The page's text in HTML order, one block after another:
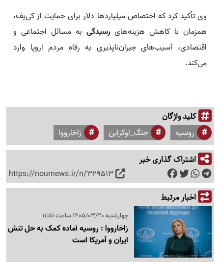
وی تأکید کرد که اختصاص میلیاردها دلار برای حمایت از کی‌یف،
همزمان با کاهش هزینه‌های رسیدگی به مسائل اجتماعی و
اقتصادی، آسیب‌های جبران‌ناپذیری به رفاه مردم اروپا وارد
می‌کند.
کلید واژگان
روسیه جنگ_اوکراین زاخارووا
اشتراک گذاری خبر
https://nournews.ir/n/329513
اخبار مرتبط
چهارشنبه 1405/03/20 ساعت 11:51
زاخارووا : روسیه آماده کمک به حل تنش
ایران و آمریکا است